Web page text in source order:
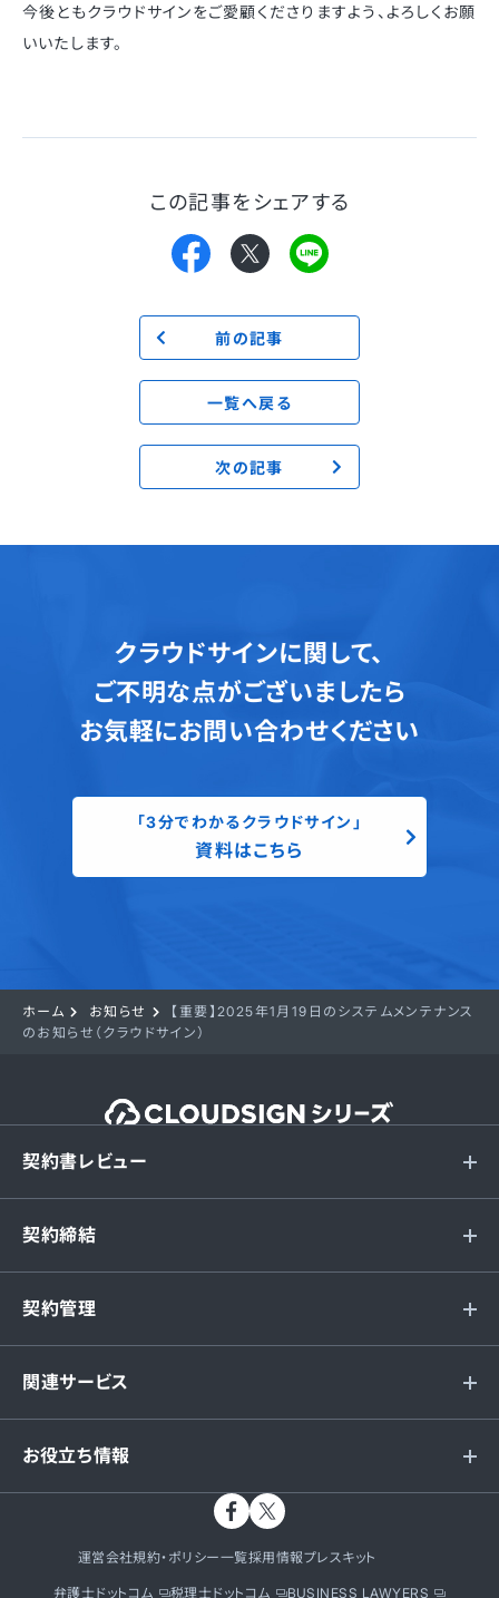
今後ともクラウドサインをご愛顧くださりますよう、よろしくお願
いいたします。
この記事をシェアする
前の記事
一覧へ戻る
次の記事
クラウドサインに関して、
ご不明な点がございましたら
お気軽にお問い合わせください
「3分でわかるクラウドサイン」
資料はこちら
ホーム お知らせ
【重要】2025年1月19日のシステムメンテナンス
のお知らせ（クラウドサイン）
契約書レビュー
契約締結
契約管理
関連サービス
お役立ち情報
運営会社規約・ポリシー一覧採用情報プレスキット
弁護士ドットコム 税理士ドットコム BUSINESS LAWYERS